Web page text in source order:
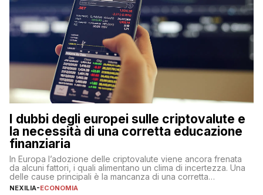
I dubbi degli europei sulle criptovalute e
la necessità di una corretta educazione
finanziaria
In Europa l’adozione delle criptovalute viene ancora frenata
da alcuni fattori, i quali alimentano un clima di incertezza. Una
delle cause principali è la mancanza di una corretta
educazione finanziaria, che impedisce ad una larga parte della
NEXILIA-ECONOMIA